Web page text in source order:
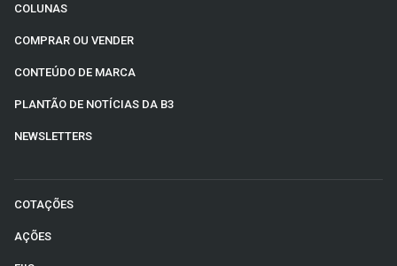
COLUNAS
COMPRAR OU VENDER
CONTEÚDO DE MARCA
PLANTÃO DE NOTÍCIAS DA B3
NEWSLETTERS
COTAÇÕES
AÇÕES